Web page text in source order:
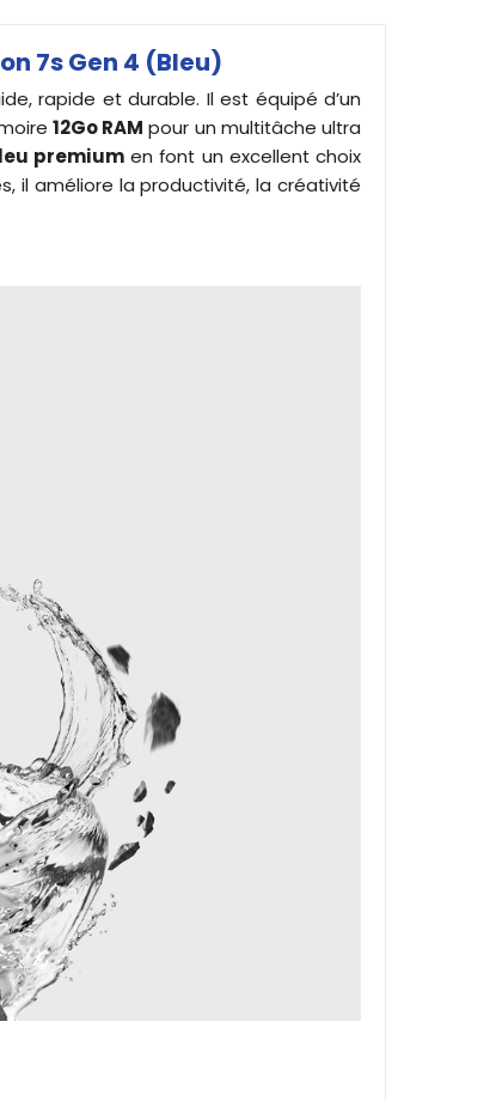
7s Gen 4 (Bleu)
rapide et durable. Il est équipé d’un
12Go RAM pour un multitâche ultra
premium en font un excellent choix
il améliore la productivité, la créativité